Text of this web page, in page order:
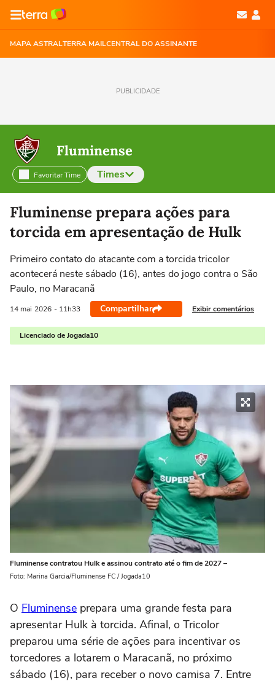
MAPA ASTRALTERRA MAILCENTRAL DO ASSINANTE
PUBLICIDADE
Fluminense
Favoritar Time Times
Selecione o time para ver as notícias
Fluminense prepara ações para
torcida em apresentação de Hulk
Primeiro contato do atacante com a torcida tricolor
acontecerá neste sábado (16), antes do jogo contra o São
Paulo, no Maracanã
14 mai 2026 - 11h33 Compartilhar Exibir comentários
Licenciado de Jogada10
Fluminense contratou Hulk e assinou contrato até o fim de 2027 –
Foto: Marina Garcia/Fluminense FC / Jogada10
O Fluminense prepara uma grande festa para
apresentar Hulk à torcida. Afinal, o Tricolor
preparou uma série de ações para incentivar os
torcedores a lotarem o Maracanã, no próximo
sábado (16), para receber o novo camisa 7. Entre